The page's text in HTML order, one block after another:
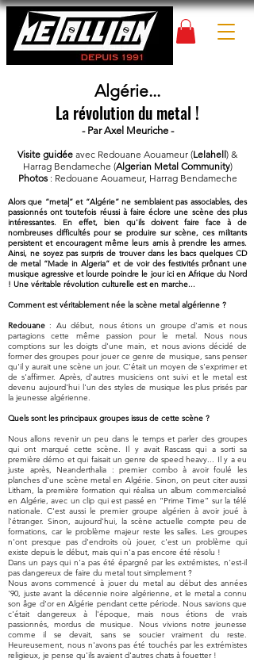
​Algérie...
La révolution du metal !
- Par Axel Meuriche -
Visite guidée avec Redouane Aouameur (Lelahell) &
Harrag Bendameche (Algerian Metal Community)
Photos: Redouane Aouameur, Harrag Bendameche
Alors que “metaļ” et “Algérie” ne semblaient pas associables, des
passionnés ont toutefois réussi à faire éclore une scène des plus
intéressantes. En effet, bien qu'ils doivent faire face à de
nombreuses difficultés pour se produire sur scène, ces militants
persistent et encouragent même leurs amis à prendre les armes.
Ainsi, ne soyez pas surpris de trouver dans les bacs quelques CD
de metal “Made in Algeria” et de voir des festivités prônant une
musique agressive et lourde poindre le jour ici en Afrique du Nord
! Une véritable révolution culturelle est en marche...
Comment est véritablement née la scène metal algérienne ?
Redouane : Au début, nous étions un groupe d'amis et nous
partagions cette même passion pour le metal. Nous nous
comptions sur les doigts d'une main, et nous avions décidé de
former des groupes pour jouer ce genre de musique, sans penser
qu'il y aurait une scène un jour. C'était un moyen de s'exprimer et
de s'affirmer. Après, d'autres musiciens ont suivi et le metal est
devenu aujourd'hui l'un des styles de musique les plus prisés par
la jeunesse algérienne.
Quels sont les principaux groupes issus de cette scène ?
Nous allons revenir un peu dans le temps et parler des groupes
qui ont marqué cette scène. Il y avait Rascass qui a sorti sa
première démo et qui faisait un genre de speed heavy... Il y a eu
juste après, Neanderthalia : premier combo à avoir foulé les
planches d'une scène metal en Algérie. Sinon, on peut citer aussi
Litham, la première formation qui réalisa un album commercialisé
en Algérie, avec un clip qui est passé en “Prime Time” sur la télé
nationale. C'est aussi le premier groupe algérien à avoir joué à
l'étranger. Sinon, aujourd'hui, la scène actuelle compte peu de
formations, car le problème majeur reste les salles. Les groupes
n'ont presque pas d'endroits où jouer, c'est un problème qui
existe depuis le début, mais qui n'a pas encore été résolu !
Dans un pays qui n'a pas été épargné par les extrémistes, n'est-il
pas dangereux de faire du metal tout simplement ?
Nous avons commencé à jouer du metal au début des années
'90, juste avant la décennie noire algérienne, et le metal a connu
son âge d'or en Algérie pendant cette période. Nous savions que
c'était dangereux à l'époque, mais nous étions de vrais
passionnés, mordus de musique. Nous vivions notre jeunesse
comme il se devait, sans se soucier vraiment du reste.
Heureusement, nous n'avons pas été touchés par les extrémistes
religieux, je pense qu'ils avaient d'autres chats à fouetter !